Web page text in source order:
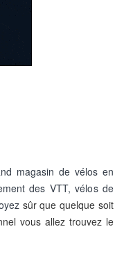
magasin de vélos en
des VTT, vélos de
sûr que quelque soit
vous allez trouvez le